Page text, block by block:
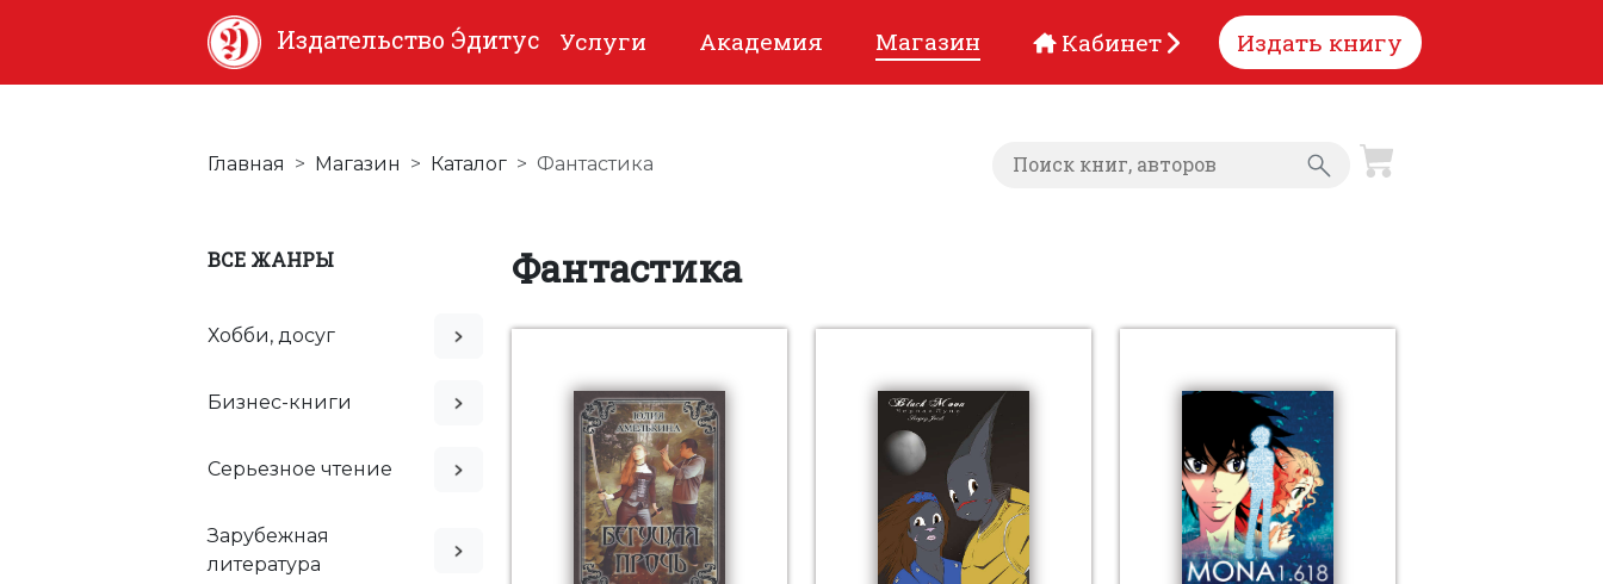
Издательство Э́дитус Услуги Академия Магазин Кабинет Издать книгу
Главная Магазин Каталог Фантастика
ВСЕ ЖАНРЫ
Хобби, досуг
Бизнес-книги
Серьезное чтение
Зарубежная
литература
Фантастика